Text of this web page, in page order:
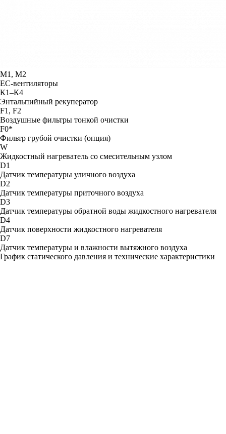
М1, М2
ЕС-вентиляторы
К1–К4
Энтальпийный рекуператор
F1, F2
Воздушные фильтры тонкой очистки
F0*
Фильтр грубой очистки (опция)
W
Жидкостный нагреватель со смесительным узлом
D1
Датчик температуры уличного воздуха
D2
Датчик температуры приточного воздуха
D3
Датчик температуры обратной воды жидкостного нагревателя
D4
Датчик поверхности жидкостного нагревателя
D7
Датчик температуры и влажности вытяжного воздуха
График статического давления и технические характеристики